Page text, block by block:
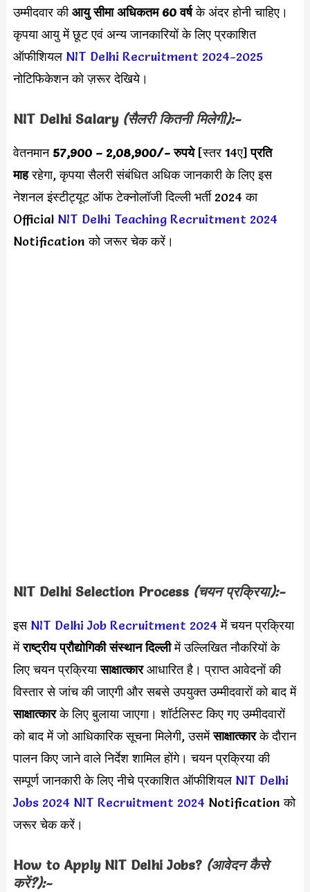
उम्मीदवार कीआयु सीमा अधिकतम 60 वर्षके अंदर होनी चाहिए।
कृपया आयु में छूट एवं अन्य जानकारियों के लिए प्रकाशित
ऑफीशियल NIT Delhi Recruitment 2024-2025
नोटिफिकेशन को ज़रूर देखिये।
NIT Delhi Salary (सैलरी कितनी मिलेगी):-
वेतनमान 57,900 – 2,08,900/- रुपये [स्तर 14ए]प्रति
माहरहेगा, कृपया सैलरी संबंधित अधिक जानकारी के लिए इस
नेशनल इंस्टीट्यूट ऑफ टेक्नोलॉजी दिल्ली भर्ती 2024 का
Official NIT Delhi Teaching Recruitment 2024
Notification को जरूर चेक करें।
NIT Delhi Selection Process (चयन प्रक्रिया):-
इस NIT Delhi Job Recruitment 2024 में चयन प्रक्रिया
मेंराष्ट्रीय प्रौद्योगिकी संस्थान दिल्लीमें उल्लिखित नौकरियों के
लिए चयन प्रक्रियासाक्षात्कारआधारित है। प्राप्त आवेदनों की
विस्तार से जांच की जाएगी और सबसे उपयुक्त उम्मीदवारों को बाद में
साक्षात्कारके लिए बुलाया जाएगा। शॉर्टलिस्ट किए गए उम्मीदवारों
को बाद में जो आधिकारिक सूचना मिलेगी, उसमेंसाक्षात्कारके दौरान
पालन किए जाने वाले निर्देश शामिल होंगे। चयन प्रक्रिया की
सम्पूर्ण जानकारी के लिए नीचे प्रकाशित ऑफीशियल NIT Delhi
Jobs 2024 NIT Recruitment 2024 Notification को
जरूर चेक करें।
How to Apply NIT Delhi Jobs?(आवेदन कैसे
करें?):-